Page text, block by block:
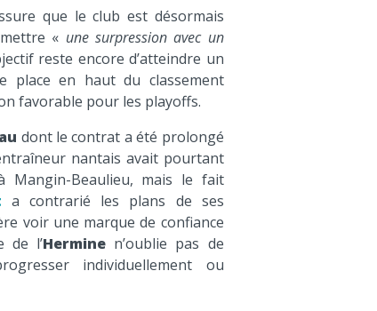
que le club est désormais
« une surpression avec un
reste encore d’atteindre un
place en haut du classement
favorable pour les playoffs.
dont le contrat a été prolongé
nantais avait pourtant
Beaulieu, mais le fait
a contrarié les plans de ses
voir une marque de confiance
de l’Herminen’oublie pas de
individuellement ou